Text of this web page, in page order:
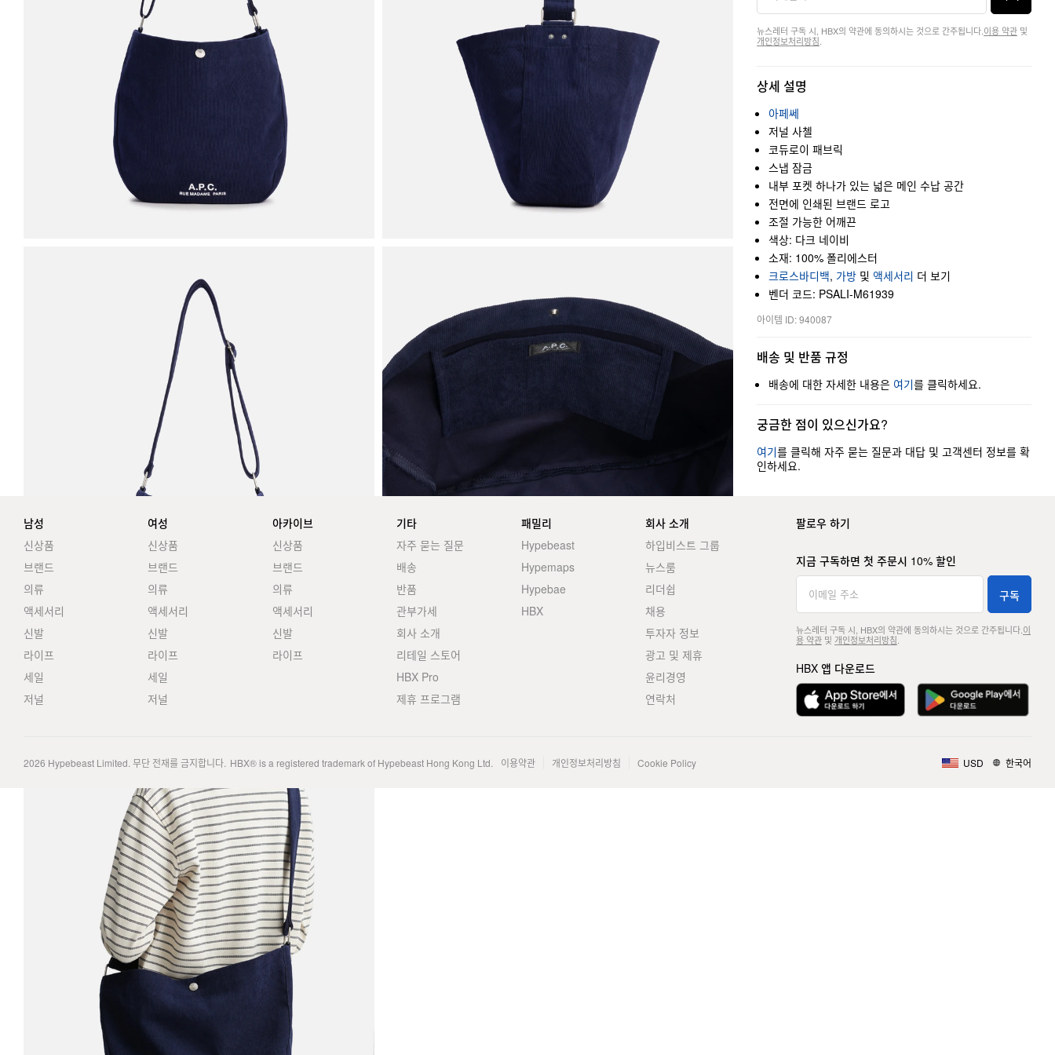
뉴스레터 구독 시, HBX의 약관에 동의하시는 것으로 간주됩니다. 이용 약관 및
개인정보처리방침
상세 설명
아페쎄
저널 사첼
코듀로이 패브릭
스냅 잠금
내부 포켓 하나가 있는 넓은 메인 수납 공간
전면에 인쇄된 브랜드 로고
조절 가능한 어깨끈
색상: 다크 네이비
소재: 100% 폴리에스터
크로스바디백, 가방 및 액세서리 더 보기
벤더 코드: PSALI-M61939
아이템 ID: 940087
배송 및 반품 규정
배송에 대한 자세한 내용은 여기를 클릭하세요.
궁금한 점이 있으신가요?
여기를 클릭해 자주 묻는 질문과 대답 및 고객센터 정보를 확
인하세요.
남성
신상품
브랜드
의류
액세서리
신발
라이프
세일
저널
여성
신상품
브랜드
의류
액세서리
신발
라이프
세일
저널
아카이브
신상품
브랜드
의류
액세서리
신발
라이프
기타
자주 묻는 질문
배송
반품
관부가세
회사 소개
리테일 스토어
HBX Pro
제휴 프로그램
패밀리
Hypebeast
Hypemaps
Hypebae
HBX
회사 소개
하입비스트 그룹
뉴스룸
리더쉽
채용
투자자 정보
광고 및 제휴
윤리경영
연락처
팔로우 하기
지금 구독하면 첫 주문시 10% 할인
구독
뉴스레터 구독 시, HBX의 약관에 동의하시는 것으로 간주됩니다. 이
용 약관및 개인정보처리방침
HBX 앱 다운로드
2026 Hypebeast Limited. 무단 전재를 금지합니다. HBX® is a registered trademark of Hypebeast Hong Kong Ltd. 이용약관 개인정보처리방침 Cookie Policy USD 한국어